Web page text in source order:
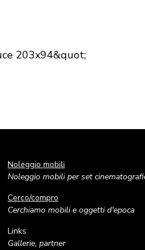
203x94&quot;
Noleggio mobili
Noleggio mobili per set
Cerco/compro
Cerchiamo mobili e oggetti d'epoca
Links
Gallerie, partner